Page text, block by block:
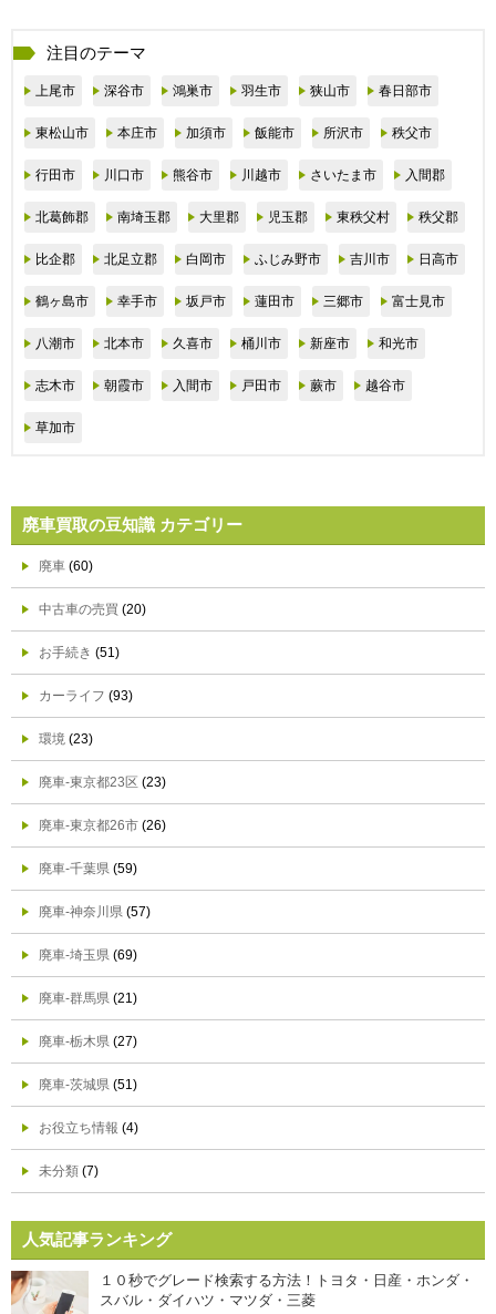
注目のテーマ
上尾市 深谷市 鴻巣市 羽生市 狭山市 春日部市
東松山市 本庄市 加須市 飯能市 所沢市 秩父市
行田市 川口市 熊谷市 川越市 さいたま市 入間郡
北葛飾郡 南埼玉郡 大里郡 児玉郡 東秩父村 秩父郡
比企郡 北足立郡 白岡市 ふじみ野市 吉川市 日高市
鶴ヶ島市 幸手市 坂戸市 蓮田市 三郷市 富士見市
八潮市 北本市 久喜市 桶川市 新座市 和光市
志木市 朝霞市 入間市 戸田市 蕨市 越谷市
草加市
廃車買取の豆知識 カテゴリー
廃車 (60)
中古車の売買 (20)
お手続き (51)
カーライフ (93)
環境 (23)
廃車-東京都23区 (23)
廃車-東京都26市 (26)
廃車-千葉県 (59)
廃車-神奈川県 (57)
廃車-埼玉県 (69)
廃車-群馬県 (21)
廃車-栃木県 (27)
廃車-茨城県 (51)
お役立ち情報 (4)
未分類 (7)
人気記事ランキング
１０秒でグレード検索する方法！トヨタ・日産・ホンダ・
スバル・ダイハツ・マツダ・三菱